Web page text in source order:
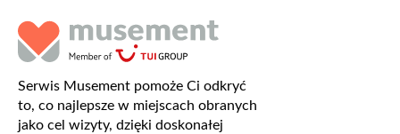
Serwis Musement pomoże Ci odkryć
to, co najlepsze w miejscach obranych
jako cel wizyty, dzięki doskonałej